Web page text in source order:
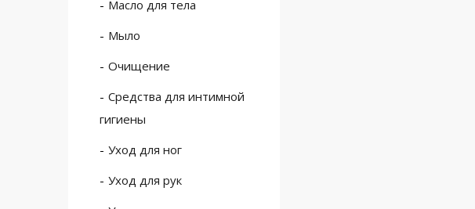
Масло для тела
Мыло
Очищение
Средства для интимной
гигиены
Уход для ног
Уход для рук